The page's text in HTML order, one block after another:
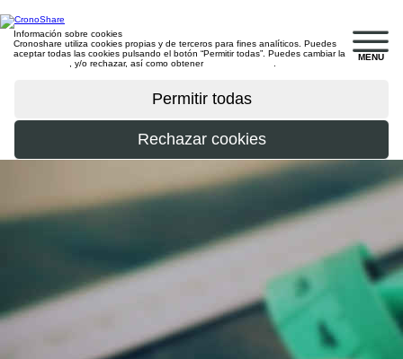
MENU
Información sobre cookies
Cronoshare utiliza cookies propias y de terceros para fines analíticos. Puedes
aceptar todas las cookies pulsando el botón “Permitir todas”. Puedes cambiar la
, y/o rechazar, así como obtener